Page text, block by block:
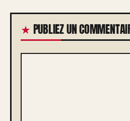
PUBLIEZ UN
COMMENTAIRE